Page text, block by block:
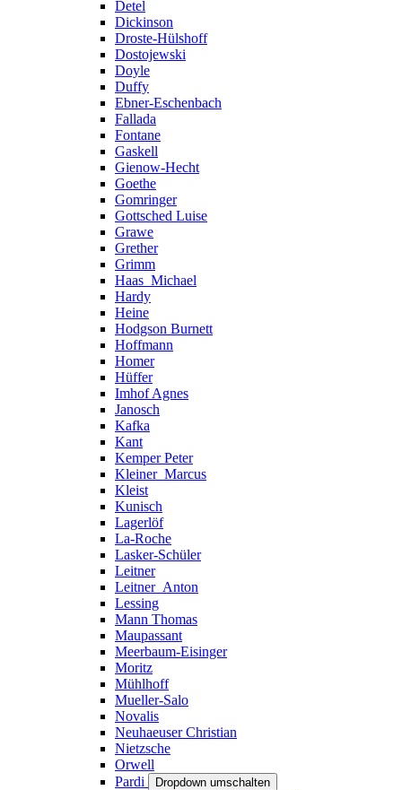
Detel
Dickinson
Droste-Hülshoff
Dostojewski
Doyle
Duffy
Ebner-Eschenbach
Fallada
Fontane
Gaskell
Gienow-Hecht
Goethe
Gomringer
Gottsched Luise
Grawe
Grether
Grimm
Haas_Michael
Hardy
Heine
Hodgson Burnett
Hoffmann
Homer
Hüffer
Imhof Agnes
Janosch
Kafka
Kant
Kemper Peter
Kleiner_Marcus
Kleist
Kunisch
Lagerlöf
La-Roche
Lasker-Schüler
Leitner
Leitner_Anton
Lessing
Mann Thomas
Maupassant
Meerbaum-Eisinger
Moritz
Mühlhoff
Mueller-Salo
Novalis
Neuhaeuser Christian
Nietzsche
Orwell
Pardi
Dropdown umschalten